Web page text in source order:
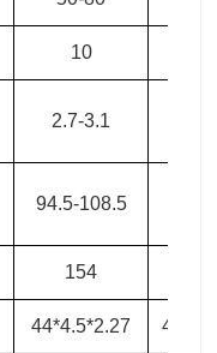
10
2.7-3.1
94.5-108.5
154
44*4.5*2.27